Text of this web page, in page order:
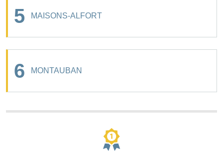
5 MAISONS-ALFORT
6 MONTAUBAN